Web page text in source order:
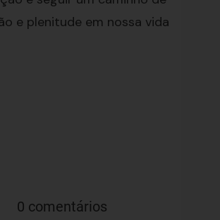
e plenitude em nossa vida
0 comentários